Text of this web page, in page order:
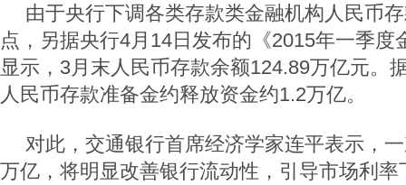
由于央行下调各类存款类金融机构人民币
点，另据央行4月14日发布的《2015年一季度
显示，3月末人民币存款余额124.89万亿元。
人民币存款准备金约释放资金约1.2万亿。
对此，交通银行首席经济学家连平表示，
万亿，将明显改善银行流动性，引导市场利